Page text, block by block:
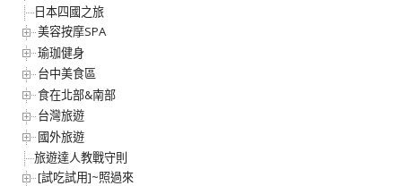
日本四國之旅
美容按摩SPA
瑜珈健身
台中美食區
食在北部&南部
台灣旅遊
國外旅遊
旅遊達人教戰守則
[試吃試用]~照過來